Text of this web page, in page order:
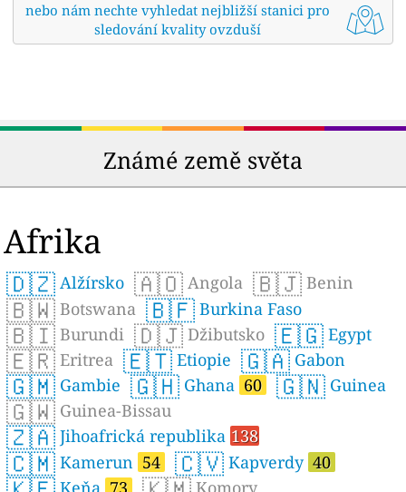
nebo nám nechte vyhledat nejbližší stanici pro
sledování kvality ovzduší
Známé země světa
Afrika
🇩🇿 Alžírsko 🇦🇴 Angola 🇧🇯 Benin
🇧🇼 Botswana 🇧🇫 Burkina Faso
🇧🇮 Burundi 🇩🇯 Džibutsko 🇪🇬 Egypt
🇪🇷 Eritrea 🇪🇹 Etiopie 🇬🇦 Gabon
🇬🇲 Gambie 🇬🇭 Ghana 60 🇬🇳 Guinea
🇬🇼 Guinea-Bissau
🇿🇦 Jihoafrická republika 138
🇨🇲 Kamerun 54 🇨🇻 Kapverdy 40
Keňa 73 Komory